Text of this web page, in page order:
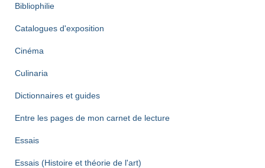
Bibliophilie
Catalogues d'exposition
Cinéma
Culinaria
Dictionnaires et guides
Entre les pages de mon carnet de lecture
Essais
Essais (Histoire et théorie de l'art)